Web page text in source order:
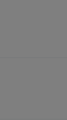
haben willst,